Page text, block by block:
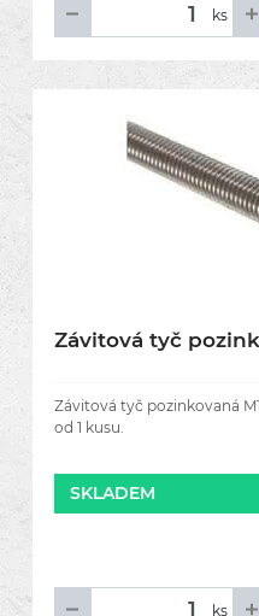
ks
Závitová tyč
Závitová tyč pozinkovaná
od 1 kusu.
SKLADEM
ks